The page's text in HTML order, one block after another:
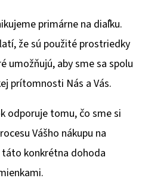
primárne na diaľku.
že sú použité prostriedky
umožňujú, aby sme sa spolu
prítomnosti Nás a Vás.
odporuje tomu, čo sme si
Vášho nákupu na
konkrétna dohoda